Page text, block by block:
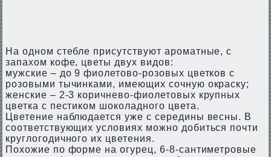
На одном стебле присутствуют ароматные, с
запахом кофе, цветы двух видов:
мужские – до 9 фиолетово-розовых цветков с
розовыми тычинками, имеющих сочную окраску;
женские – 2-3 коричнево-фиолетовых крупных
цветка с пестиком шоколадного цвета.
Цветение наблюдается уже с середины весны. В
соответствующих условиях можно добиться почти
круглогодичного их цветения.
Похожие по форме на огурец, 6-8-сантиметровые